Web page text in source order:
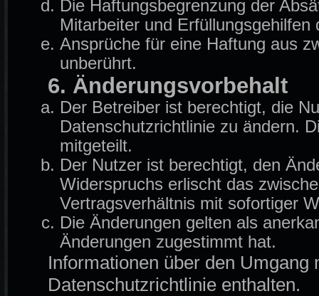
Die Haftungsbegrenzung der
Mitarbeiter und Erfüllungsgehilfen
Ansprüche für eine Haftung aus
unberührt.
6. Änderungsvorbehalt
Der Betreiber ist berechtigt, die
Datenschutzrichtlinie zu ändern.
mitgeteilt.
Der Nutzer ist berechtigt, den
Widerspruchs erlischt das
Vertragsverhältnis mit sofortiger
Die Änderungen gelten als
Änderungen zugestimmt hat.
Informationen über den
Datenschutzrichtlinie enthalten.